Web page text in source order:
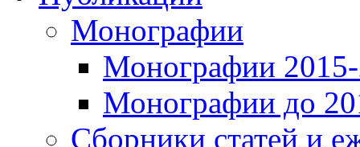
Монографии
Монографии 2015-
Монографии до
Сборники статей и